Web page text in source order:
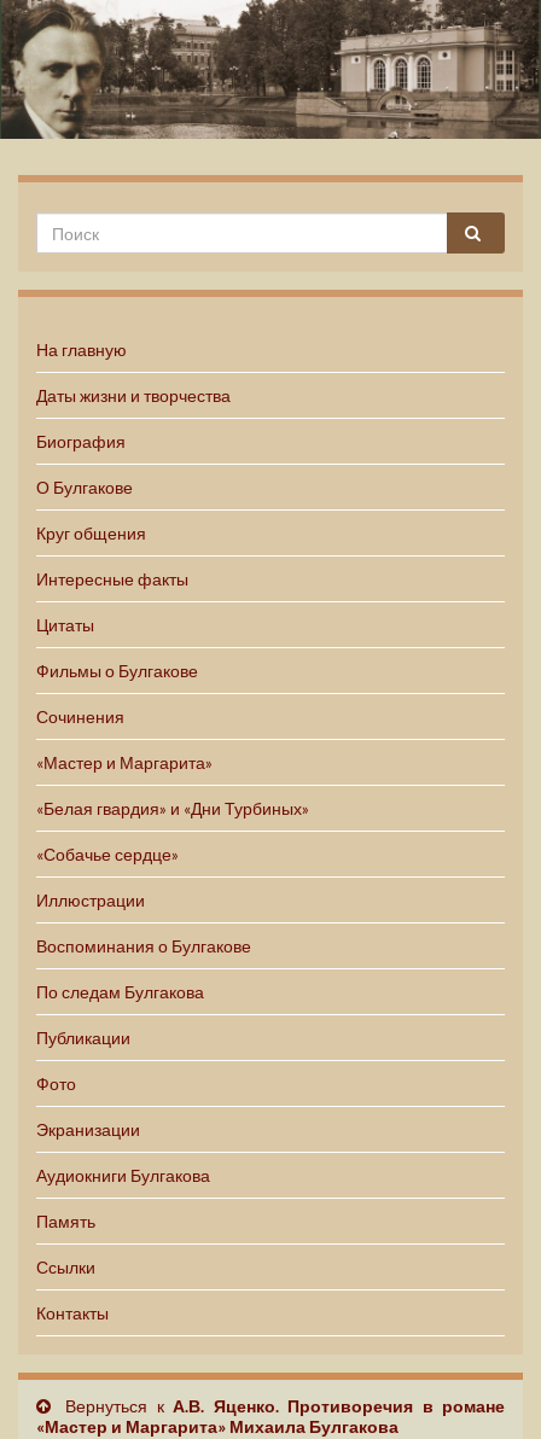
На главную
Даты жизни и творчества
Биография
О Булгакове
Круг общения
Интересные факты
Цитаты
Фильмы о Булгакове
Сочинения
«Мастер и Маргарита»
«Белая гвардия» и «Дни Турбиных»
«Собачье сердце»
Иллюстрации
Воспоминания о Булгакове
По следам Булгакова
Публикации
Фото
Экранизации
Аудиокниги Булгакова
Память
Ссылки
Контакты
Вернуться кА.В. Яценко. Противоречия в романе
«Мастер и Маргарита» Михаила Булгакова